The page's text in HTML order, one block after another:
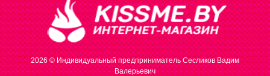
2026 © Индивидуальный предприниматель Сесликов Вадим
Валерьевич